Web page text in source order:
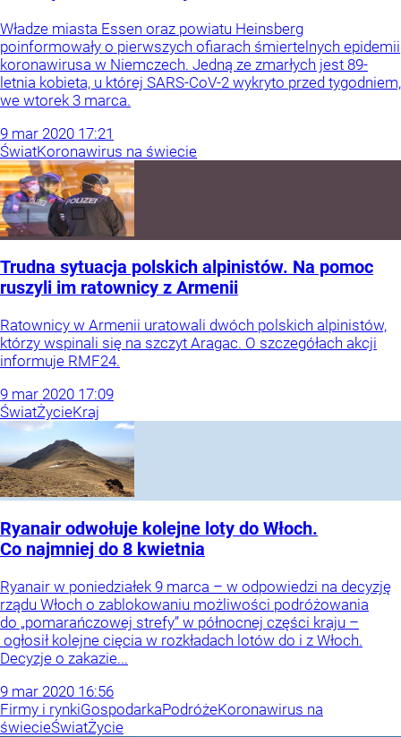
Władze miasta Essen oraz powiatu Heinsberg
poinformowały o pierwszych ofiarach śmiertelnych epidemii
koronawirusa w Niemczech. Jedną ze zmarłych jest 89-
letnia kobieta, u której SARS-CoV-2 wykryto przed tygodniem,
we wtorek 3 marca.
9 mar 2020 17:21
ŚwiatKoronawirus na świecie
Trudna sytuacja polskich alpinistów. Na pomoc
ruszyli im ratownicy z Armenii
Ratownicy w Armenii uratowali dwóch polskich alpinistów,
którzy wspinali się na szczyt Aragac. O szczegółach akcji
informuje RMF24.
9 mar 2020 17:09
ŚwiatŻycieKraj
Ryanair odwołuje kolejne loty do Włoch.
Co najmniej do 8 kwietnia
Ryanair w poniedziałek 9 marca – w odpowiedzi na decyzję
rządu Włoch o zablokowaniu możliwości podróżowania
do „pomarańczowej strefy” w północnej części kraju –
ogłosił kolejne cięcia w rozkładach lotów do i z Włoch.
Decyzje o zakazie...
9 mar 2020 16:56
Firmy i rynkiGospodarkaPodróżeKoronawirus na
świecieŚwiatŻycie